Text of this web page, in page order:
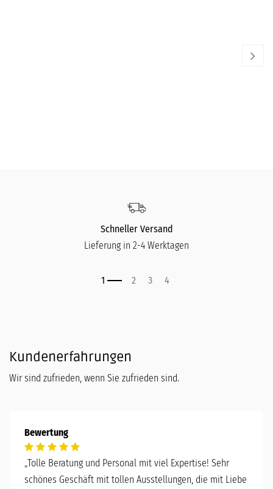
Schneller Versand
Lieferung in 2-4 Werktagen
Kundenerfahrungen
Wir sind zufrieden, wenn Sie zufrieden sind.
Bewertung
„Tolle Beratung und Personal mit viel Expertise! Sehr
schönes Geschäft mit tollen Ausstellungen, die mit Liebe